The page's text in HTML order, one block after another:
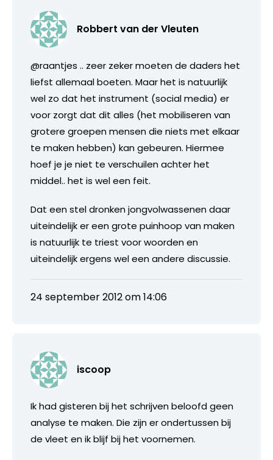
Robbert van der Vleuten
@raantjes .. zeer zeker moeten de daders het
liefst allemaal boeten. Maar het is natuurlijk
wel zo dat het instrument (social media) er
voor zorgt dat dit alles (het mobiliseren van
grotere groepen mensen die niets met elkaar
te maken hebben) kan gebeuren. Hiermee
hoef je je niet te verschuilen achter het
middel.. het is wel een feit.
Dat een stel dronken jongvolwassenen daar
uiteindelijk er een grote puinhoop van maken
is natuurlijk te triest voor woorden en
uiteindelijk ergens wel een andere discussie.
24 september 2012 om 14:06
iscoop
Ik had gisteren bij het schrijven beloofd geen
analyse te maken. Die zijn er ondertussen bij
de vleet en ik blijf bij het voornemen.